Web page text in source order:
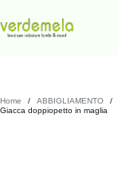
Home / ABBIGLIAMENTO /
Giacca doppiopetto in maglia